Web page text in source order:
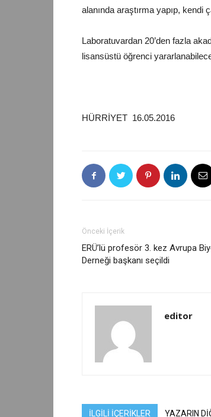
alanında araştırma yapıp,
Laboratuvardan 20’den fazla
lisansüstü öğrenci
HÜRRİYET 16.05.2016
Önceki İçerik
ERÜ’lü profesör 3. kez Avrupa
Derneği başkanı seçildi
editor
İLGİLİ İÇERİKLER YAZARIN